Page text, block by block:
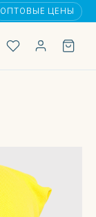
ОПТОВЫЕ ЦЕНЫ